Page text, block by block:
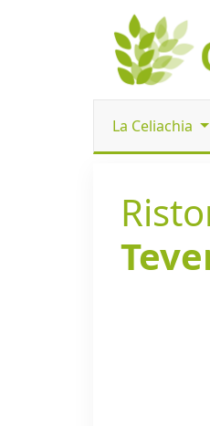
La Celiachia